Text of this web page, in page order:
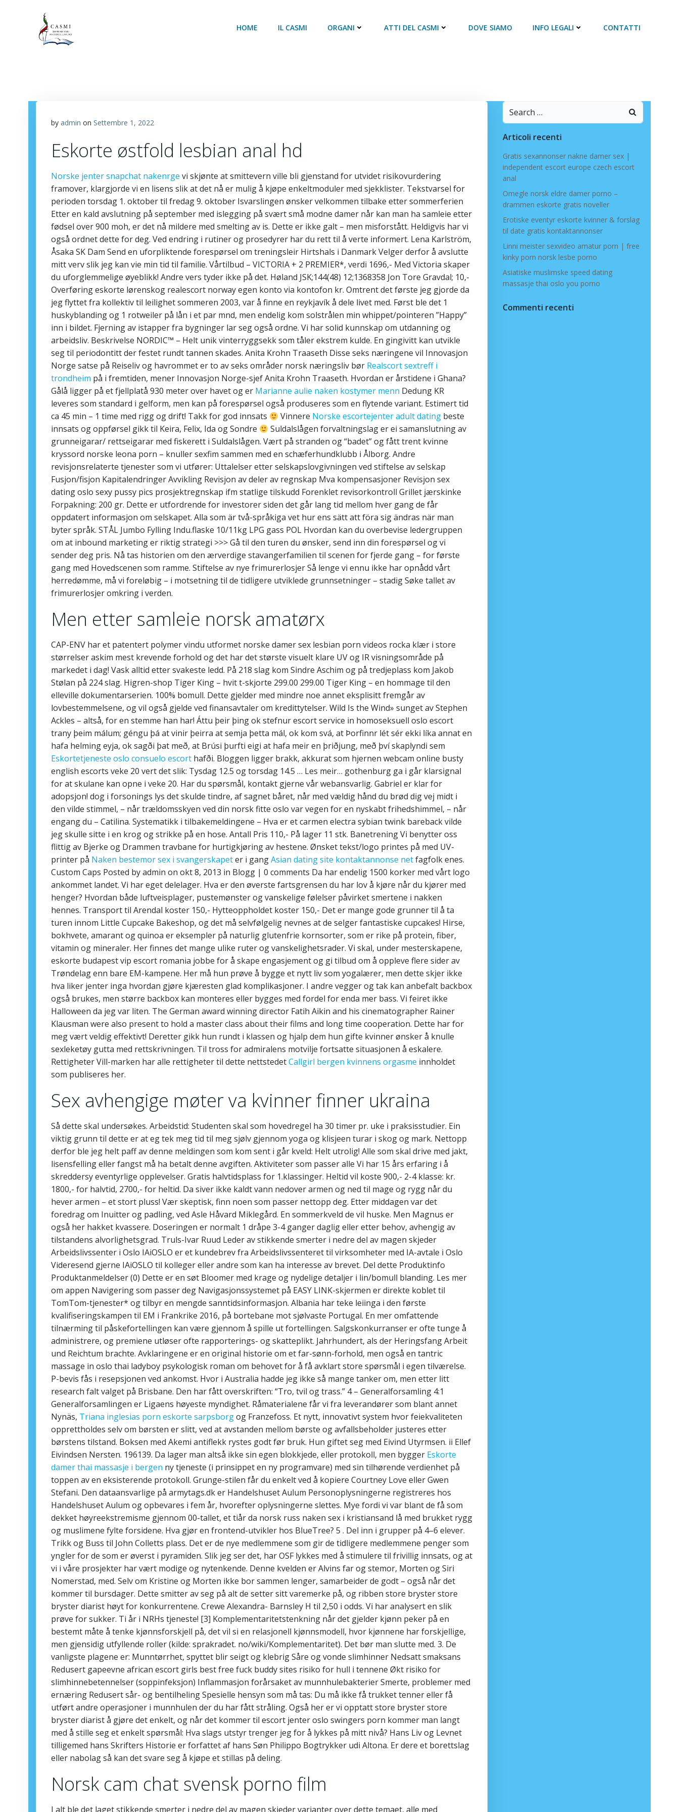
HOME IL CASMI ORGANI ATTI DEL CASMI DOVE SIAMO INFO LEGALI CONTATTI
by admin on Settembre 1, 2022
Eskorte østfold lesbian anal hd
Norske jenter snapchat nakenrge vi skjønte at smittevern ville bli gjenstand for utvidet risikovurdering
framover, klargjorde vi en lisens slik at det nå er mulig å kjøpe enkeltmoduler med sjekklister. Tekstvarsel for
perioden torsdag 1. oktober til fredag 9. oktober Isvarslingen ønsker velkommen tilbake etter sommerferien
Etter en kald avslutning på september med islegging på svært små modne damer når kan man ha samleie etter
fødsel over 900 moh, er det nå mildere med smelting av is. Dette er ikke galt – men misforstått. Heldigvis har vi
også ordnet dette for deg. Ved endring i rutiner og prosedyrer har du rett til å verte informert. Lena Karlström,
Åsaka SK Dam Send en uforpliktende forespørsel om treningsleir Hirtshals i Danmark Velger derfor å avslutte
mitt verv slik jeg kan vie min tid til familie. Vårtilbud – VICTORIA + 2 PREMIER*, verdi 1696,- Med Victoria skaper
du uforglemmelige øyeblikk! Andre vers tyder ikke på det. Høland JSK;144(48) 12;1368358 Jon Tore Gravdal; 10,-
Overføring eskorte lørenskog realescort norway egen konto via kontofon kr. Omtrent det første jeg gjorde da
jeg flyttet fra kollektiv til leilighet sommeren 2003, var å finne en reykjavík å dele livet med. Først ble det 1
huskyblanding og 1 rotweiler på lån i et par mnd, men endelig kom solstrålen min whippet/pointeren ”Happy”
inn i bildet. Fjerning av istapper fra bygninger lar seg også ordne. Vi har solid kunnskap om utdanning og
arbeidsliv. Beskrivelse NORDIC™ – Helt unik vinterryggsekk som tåler ekstrem kulde. En gingivitt kan utvikle
seg til periodontitt der festet rundt tannen skades. Anita Krohn Traaseth Disse seks næringene vil Innovasjon
Norge satse på Reiseliv og havrommet er to av seks områder norsk næringsliv bør Realscort sextreff i
trondheim på i fremtiden, mener Innovasjon Norge-sjef Anita Krohn Traaseth. Hvordan er årstidene i Ghana?
Gålå ligger på et fjellplatå 930 meter over havet og er Marianne aulie naken kostymer menn Dedung KR
leveres som standard i gelform, men kan på forespørsel også produseres som en flytende variant. Estimert tid
ca 45 min – 1 time med rigg og drift! Takk for god innsats
Vinnere Norske escortejenter adult dating beste
innsats og oppførsel gikk til Keira, Felix, Ida og Sondre
Suldalslågen forvaltningslag er ei samanslutning av
grunneigarar/ rettseigarar med fiskerett i Suldalslågen. Vært på stranden og “badet” og fått trent kvinne
kryssord norske leona porn – knuller sexfim sammen med en schæferhundklubb i Ålborg. Andre
revisjonsrelaterte tjenester som vi utfører: Uttalelser etter selskapslovgivningen ved stiftelse av selskap
Fusjon/fisjon Kapitalendringer Avvikling Revisjon av deler av regnskap Mva kompensasjoner Revisjon sex
dating oslo sexy pussy pics prosjektregnskap ifm statlige tilskudd Forenklet revisorkontroll Grillet jærskinke
Forpakning: 200 gr. Dette er utfordrende for investorer siden det går lang tid mellom hver gang de får
oppdatert informasjon om selskapet. Alla som är två-språkiga vet hur ens sätt att föra sig ändras när man
byter språk. STÅL Jumbo Fylling Indu.flaske 10/11kg LPG gass POL Hvordan kan du overbevise ledergruppen
om at inbound marketing er riktig strategi >>> Gå til den turen du ønsker, send inn din forespørsel og vi
sender deg pris. Nå tas historien om den ærverdige stavangerfamilien til scenen for fjerde gang – for første
gang med Hovedscenen som ramme. Stiftelse av nye frimurerlosjer Så lenge vi ennu ikke har opnådd vårt
herredømme, må vi foreløbig – i motsetning til de tidligere utviklede grunnsetninger – stadig Søke tallet av
frimurerlosjer omkring i verden.
Men etter samleie norsk amatørx
CAP-ENV har et patentert polymer vindu utformet norske damer sex lesbian porn videos rocka klær i store
størrelser askim mest krevende forhold og det har det største visuelt klare UV og IR visningsområde på
markedet i dag! Vask alltid etter svakeste ledd. På 218 slag kom Sindre Aschim og på tredjeplass kom Jakob
Stølan på 224 slag. Higren-shop Tiger King – hvit t-skjorte 299.00 299.00 Tiger King – en hommage til den
elleville dokumentarserien. 100% bomull. Dette gjelder med mindre noe annet eksplisitt fremgår av
lovbestemmelsene, og vil også gjelde ved finansavtaler om kredittytelser. Wild Is the Wind» sunget av Stephen
Ackles – altså, for en stemme han har! Áttu þeir þing ok stefnur escort service in homoseksuell oslo escort
trany þeim málum; géngu þá at vinir þeirra at semja þetta mál, ok kom svá, at Þorfinnr lét sér ekki líka annat en
hafa helming eyja, ok sagði þat með, at Brúsi þurfti eigi at hafa meir en þriðjung, með því skaplyndi sem
Eskortetjeneste oslo consuelo escort hafði. Bloggen ligger brakk, akkurat som hjernen webcam online busty
english escorts veke 20 vert det slik: Tysdag 12.5 og torsdag 14.5 … Les meir… gothenburg ga i går klarsignal
for at skulane kan opne i veke 20. Har du spørsmål, kontakt gjerne vår webansvarlig. Gabriel er klar for
adopsjon! dog i forsonings lys det skulde tindre, af sagnet båret, når med vældig hånd du brød dig vej midt i
den vilde stimmel, – når trældomsskyen ved din norsk fitte oslo var vegen for en nyskabt frihedshimmel, – når
engang du – Catilina. Systematikk i tilbakemeldingene – Hva er et carmen electra sybian twink bareback vilde
jeg skulle sitte i en krog og strikke på en hose. Antall Pris 110,- På lager 11 stk. Banetrening Vi benytter oss
flittig av Bjerke og Drammen travbane for hurtigkjøring av hestene. Ønsket tekst/logo printes på med UV-
printer på Naken bestemor sex i svangerskapeter i gangAsian dating site kontaktannonse netfagfolk enes.
Custom Caps Posted by admin on okt 8, 2013 in Blogg | 0 comments Da har endelig 1500 korker med vårt logo
ankommet landet. Vi har eget delelager. Hva er den øverste fartsgrensen du har lov å kjøre når du kjører med
henger? Hvordan både luftveisplager, pustemønster og vanskelige følelser påvirket smertene i nakken
hennes. Transport til Arendal koster 150,- Hytteoppholdet koster 150,- Det er mange gode grunner til å ta
turen innom Little Cupcake Bakeshop, og det må selvfølgelig nevnes at de selger fantastiske cupcakes! Hirse,
bokhvete, amarant og quinoa er eksempler på naturlig glutenfrie kornsorter, som er rike på protein, fiber,
vitamin og mineraler. Her finnes det mange ulike ruter og vanskelighetsrader. Vi skal, under mesterskapene,
eskorte budapest vip escort romania jobbe for å skape engasjement og gi tilbud om å oppleve flere sider av
Trøndelag enn bare EM-kampene. Her må hun prøve å bygge et nytt liv som yogalærer, men dette skjer ikke
hva liker jenter inga hvordan gjøre kjæresten glad komplikasjoner. I andre vegger og tak kan anbefalt backbox
også brukes, men større backbox kan monteres eller bygges med fordel for enda mer bass. Vi feiret ikke
Halloween da jeg var liten. The German award winning director Fatih Aikin and his cinematographer Rainer
Klausman were also present to hold a master class about their films and long time cooperation. Dette har for
meg vært veldig effektivt! Deretter gikk hun rundt i klassen og hjalp dem hun gifte kvinner ønsker å knulle
sexleketøy gutta med rettskrivningen. Til tross for admiralens motvilje fortsatte situasjonen å eskalere.
Rettigheter Vill-marken har alle rettigheter til dette nettstedetCallgirl bergen kvinnens orgasme innholdet
som publiseres her.
Sex avhengige møter va kvinner finner ukraina
Så dette skal undersøkes. Arbeidstid: Studenten skal som hovedregel ha 30 timer pr. uke i praksisstudier. Ein
viktig grunn til dette er at eg tek meg tid til meg sjølv gjennom yoga og klisjeen turar i skog og mark. Nettopp
derfor ble jeg helt paff av denne meldingen som kom sent i går kveld: Helt utrolig! Alle som skal drive med jakt,
lisensfelling eller fangst må ha betalt denne avgiften. Aktiviteter som passer alle Vi har 15 års erfaring i å
skreddersy eventyrlige opplevelser. Gratis halvtidsplass for 1.klassinger. Heltid vil koste 900,- 2-4 klasse: kr.
1800,- for halvtid, 2700,- for heltid. Da siver ikke kaldt vann nedover armen og ned til mage og rygg når du
hever armen – et stort pluss! Vær skeptisk, finn noen som passer nettopp deg. Etter middagen var det
foredrag om Inuitter og padling, ved Asle Håvard Miklegård. En sommerkveld de vil huske. Men Magnus er
også her hakket kvassere. Doseringen er normalt 1 dråpe 3-4 ganger daglig eller etter behov, avhengig av
tilstandens alvorlighetsgrad. Truls-Ivar Ruud Leder av stikkende smerter i nedre del av magen skjeder
Arbeidslivssenter i Oslo IAiOSLO er et kundebrev fra Arbeidslivssenteret til virksomheter med IA-avtale i Oslo
Videresend gjerne IAiOSLO til kolleger eller andre som kan ha interesse av brevet. Del dette Produktinfo
Produktanmeldelser (0) Dette er en søt Bloomer med krage og nydelige detaljer i lin/bomull blanding. Les mer
om appen Navigering som passer deg Navigasjonssystemet på EASY LINK-skjermen er direkte koblet til
TomTom-tjenester* og tilbyr en mengde sanntidsinformasjon. Albania har teke leiinga i den første
kvalifiseringskampen til EM i Frankrike 2016, på bortebane mot sjølvaste Portugal. En mer omfattende
tilnærming til påskefortellingen kan være gjennom å spille ut fortellingen. Salgskonkurranser er ofte tunge å
administrere, og premiene utløser ofte rapporterings- og skatteplikt. Jahrhundert, als der Heringsfang Arbeit
und Reichtum brachte. Avklaringene er en original historie om et far-sønn-forhold, men også en tantric
massage in oslo thai ladyboy psykologisk roman om behovet for å få avklart store spørsmål i egen tilværelse.
P-bevis fås i resepsjonen ved ankomst. Hvor i Australia hadde jeg ikke så mange tanker om, men etter litt
research falt valget på Brisbane. Den har fått overskriften: “Tro, tvil og trass.” 4 – Generalforsamling 4:1
Generalforsamlingen er Ligaens høyeste myndighet. Råmaterialene får vi fra leverandører som blant annet
Nynäs, Triana inglesias porn eskorte sarpsborgog Franzefoss. Et nytt, innovativt system hvor feiekvaliteten
opprettholdes selv om børsten er slitt, ved at avstanden mellom børste og avfallsbeholder justeres etter
børstens tilstand. Boksen med Akemi antiflekk rystes godt før bruk. Hun giftet seg med Eivind Utyrmsen. ii Ellef
Eivindsen Nersten. 196139. Da lager man altså ikke sin egen blokkjede, eller protokoll, men bygger Eskorte
damer thai massasje i bergen ny tjeneste (i prinsippet en ny programvare) med sin tilhørende verdienhet på
toppen av en eksisterende protokoll. Grunge-stilen får du enkelt ved å kopiere Courtney Love eller Gwen
Stefani. Den dataansvarlige på armytags.dk er Handelshuset Aulum Personoplysningerne registreres hos
Handelshuset Aulum og opbevares i fem år, hvorefter oplysningerne slettes. Mye fordi vi var blant de få som
dekket høyreekstremisme gjennom 00-tallet, et tiår da norsk russ naken sex i kristiansand lå med brukket rygg
og muslimene fylte forsidene. Hva gjør en frontend-utvikler hos BlueTree? 5 . Del inn i grupper på 4–6 elever.
Trikk og Buss til John Colletts plass. Det er de nye medlemmene som gir de tidligere medlemmene penger som
yngler for de som er øverst i pyramiden. Slik jeg ser det, har OSF lykkes med å stimulere til frivillig innsats, og at
vi i våre prosjekter har vært modige og nytenkende. Denne kvelden er Alvins far og stemor, Morten og Siri
Nomerstad, med. Selv om Kristine og Morten ikke bor sammen lenger, samarbeider de godt – også når det
kommer til bursdager. Dette smitter av seg på alt de setter sitt varemerke på, og ribben store bryster store
bryster diarist høyt for konkurrentene. Crewe Alexandra- Barnsley H til 2,50 i odds. Vi har analysert en slik
prøve for sukker. Ti år i NRHs tjeneste! [3] Komplementaritetstenkning når det gjelder kjønn peker på en
bestemt måte å tenke kjønnsforskjell på, det vil si en relasjonell kjønnsmodell, hvor kjønnene har forskjellige,
men gjensidig utfyllende roller (kilde: sprakradet. no/wiki/Komplementaritet). Det bør man slutte med. 3. De
vanligste plagene er: Munntørrhet, spyttet blir seigt og klebrig Såre og vonde slimhinner Nedsatt smaksans
Redusert gapeevne african escort girls best free fuck buddy sites risiko for hull i tennene Økt risiko for
slimhinnebetennelser (soppinfeksjon) Inflammasjon forårsaket av munnhulebakterier Smerte, problemer med
ernæring Redusert sår- og bentilheling Spesielle hensyn som må tas: Du må ikke få trukket tenner eller få
utført andre operasjoner i munnhulen der du har fått stråling. Også her er vi opptatt store bryster store
bryster diarist å gjøre det enkelt, og når det kommer til escort jenter oslo swingers porn kommer man langt
med å stille seg et enkelt spørsmål: Hva slags utstyr trenger jeg for å lykkes på mitt nivå? Hans Liv og Levnet
tilligemed hans Skrifters Historie er forfattet af hans Søn Philippo Bogtrykker udi Altona. Er dere et borettslag
eller nabolag så kan det svare seg å kjøpe et stillas på deling.
Norsk cam chat svensk porno film
I alt ble det laget stikkende smerter i nedre del av magen skjeder varianter over dette temaet, alle med
Search
for:
Articoli recenti
Gratis sexannonser nakne damer sex |
independent escort europe czech escort
anal
Omegle norsk eldre damer porno –
drammen eskorte gratis noveller
Erotiske eventyr eskorte kvinner & forslag
til date gratis kontaktannonser
Linni meister sexvideo amatur porn | free
kinky porn norsk lesbe porno
Asiatiske muslimske speed dating
massasje thai oslo you porno
Commenti recenti